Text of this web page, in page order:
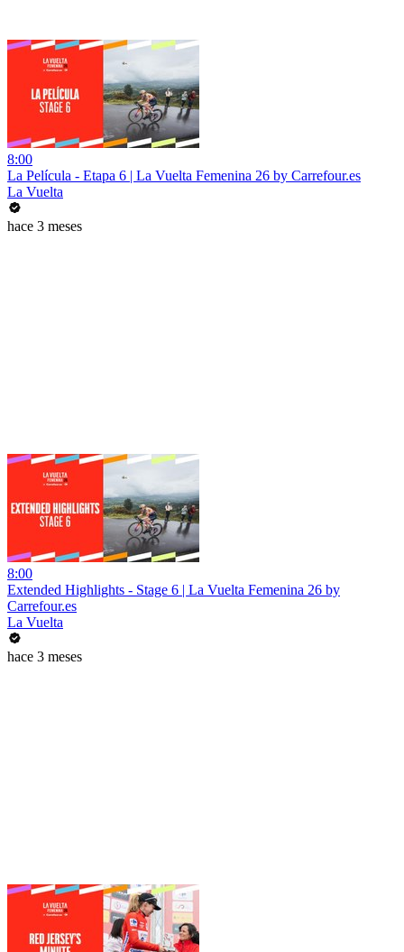
8:00
La Película - Etapa 6 | La Vuelta Femenina 26 by Carrefour.es
La Vuelta
hace 3 meses
8:00
Extended Highlights - Stage 6 | La Vuelta Femenina 26 by
Carrefour.es
La Vuelta
hace 3 meses